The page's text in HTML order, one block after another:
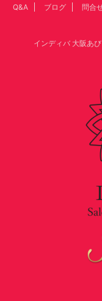
Q&A
ブログ 問合
インディバ 大阪あ